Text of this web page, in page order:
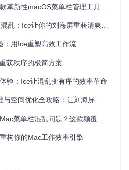
动态空间分配机制。想象你的菜
的"衣物"（图标）挂在显眼位置，
。通过简单设置，你可以：
要快速切换不同工作环境
隐藏"
问
模块实现，其核心算
藏"的智能体验。
macOS菜单栏管理工具重塑你的工作空间
：Ice让你的刘海屏重获清爽体验
：用Ice重塑高效工作流
获秩序的极简方案
验：Ice让混乱变有序的效率革命
化全攻略：让刘海屏不再遮挡关键信息
混乱问题？这款颠覆式工具让效率提升300%
构你的Mac工作效率引擎